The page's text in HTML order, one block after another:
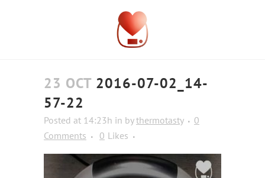
23 OCT 2016-07-02_14-
57-22
Posted at 14:23h in bythermotasty
0
Comments
0 Likes